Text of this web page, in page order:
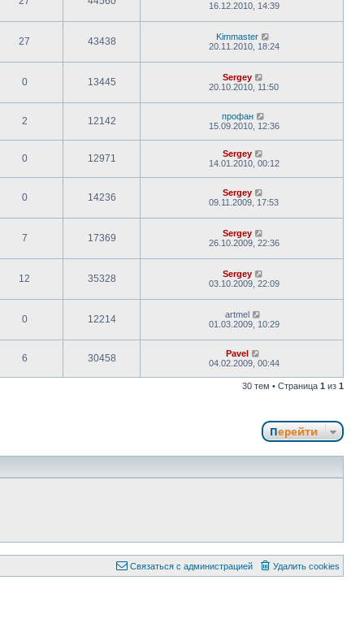
16.12.2010, 14:39
27 43438
Kimmaster
20.11.2010, 18:24
0 13445
Sergey
20.10.2010, 11:50
2 12142
профан
15.09.2010, 12:36
0 12971
Sergey
14.01.2010, 00:12
0 14236
Sergey
09.11.2009, 17:53
7 17369
Sergey
26.10.2009, 22:36
12 35328
Sergey
03.10.2009, 22:09
0 12214
artmel
01.03.2009, 10:29
6 30458
Pavel
04.02.2009, 00:44
30 тем • Страница 1 из 1
Перейти
Удалить cookies
Связаться с администрацией